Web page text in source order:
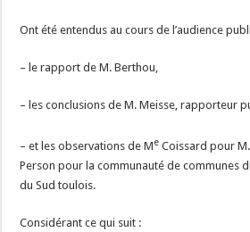
Ont été entendus au cours de l’audience
– le rapport de M. Berthou,
– les conclusions de M. Meisse, rapporteur
– et les observations de Me Coissard pour
Person pour la communauté de communes
du Sud toulois.
Considérant ce qui suit :